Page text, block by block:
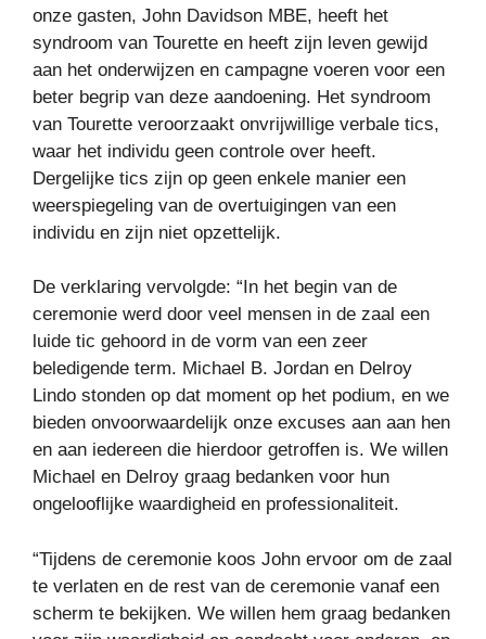
onze gasten, John Davidson MBE, heeft het
syndroom van Tourette en heeft zijn leven gewijd
aan het onderwijzen en campagne voeren voor een
beter begrip van deze aandoening. Het syndroom
van Tourette veroorzaakt onvrijwillige verbale tics,
waar het individu geen controle over heeft.
Dergelijke tics zijn op geen enkele manier een
weerspiegeling van de overtuigingen van een
individu en zijn niet opzettelijk.
De verklaring vervolgde: “In het begin van de
ceremonie werd door veel mensen in de zaal een
luide tic gehoord in de vorm van een zeer
beledigende term. Michael B. Jordan en Delroy
Lindo stonden op dat moment op het podium, en we
bieden onvoorwaardelijk onze excuses aan aan hen
en aan iedereen die hierdoor getroffen is. We willen
Michael en Delroy graag bedanken voor hun
ongelooflijke waardigheid en professionaliteit.
“Tijdens de ceremonie koos John ervoor om de zaal
te verlaten en de rest van de ceremonie vanaf een
scherm te bekijken. We willen hem graag bedanken